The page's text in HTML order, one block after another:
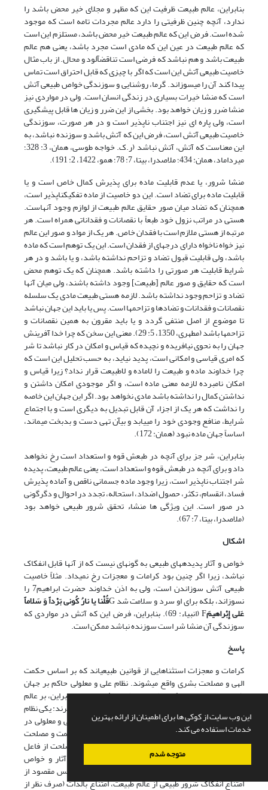
این وب سایت از کوکی ها برای اطمینان از ارائه بهترین
خدمات استفاده می کند.
متوجه شدم
بنابراین، عالم طبیعت ظرفیت این که مظهر و مجلای خیر محض باشد را
ندارد، آنچه چنین ظرفیتی را دارد عالم مجردات تامه است که موجود
شده است. فرض این که عالم طبیعت خیر محض باشد، مستلزم این است
که عالم طبیعت در عین این که مادی است مجرد باشد، یعنی هم عالم
طبیعت باشد و هم نباشد که فرضی است تناقض‏آلود و محال. از باب مثال
خاصیت طبیعی آتش این است که اگر با چیزی که قابل احتراق است تماس
پیدا کند آن را می‏سوزاند. گرما، روشنایی و سوزندگی خواص طبیعی آتش
است که منشا خیرات بسیاری در زندگی انسان است. ولی در مواردی نیز
منشا ضرر و زیان خواهد بود. بخشی از این ضرر و زیان ها قابل پیشگیری
است، ولی پاره ای نیز اجتناب ناپذیر است و در هر صورت، سوزندگی
خاصیت طبیعی آتش است، فرض این که آتش باشد و سوزنده نباشد، به
این معناست که آتش، آتش نباشد (ر.ک. خواجه طوسی، همان، 3: 328؛
میرداماد، همان: 434؛ ملاصدرا، بی‏تا، 7: 78؛ همو، 1422، 2: 191).
منشا شرور، یا عدم قابلیت ماده برای پذیرش کمال خاص است و یا
قابلیت ماده برای تضاد است. این دو خاصیت از ماده تفکیک‏ناپذیر است،
همچنان که تضاد میان صور حقایق عالم طبیعت از لوازم وجود آنهاست.
هستی در مراتب نزول خود طبعاً با نقصانات و فقداناتی همراه است. هر
مرتبه از هستی ملازم است با فقدان خاص. هر یک از مواد و صور این عالم
نیز خواه ناخواه دارای درجه‏ای از فقدان است. این یک توهم است که ماده
باشد، ولی قابلیت قبول تضاد و تزاحم نداشته باشد، و یا باشد و در هر
شرایط قابلیت هر صورتی را داشته باشد. همچنان که یک توهم محض
است که حقایق و صور عالم [طبیعت] وجود داشته باشند، ولی میان آنها
تضاد و تزاحم وجود نداشته باشد. لازمه هستی طبیعت مادی یک سلسله
نقصانات و فقدانات و تضادها و تزاحم‏ها است. پس یا باید این جهان نباشد
تا موضوع از اصل منتفی گردد و یا باید مقرون به همین نقصانات و
تزاحم‏ها باشد (مطهری، 1350، 5: 29). معنى این سخن که چرا خدا آفرینش
جهان را به نحوی نیافریده و نچیده که قیاس و امکان در کار نباشد تا شر
که امری قیاسی و امکانی است، پدید نیاید، به حسب تحلیل این است که
چرا خداوند ماده و طبیعت را لاماده و لاطبیعت قرار نداد؟ زیرا قیاس و
امکان نامبرده لازمه معنى ماده است، و اگر موجودى امکان داشتن و
نداشتن کمال را نداشته باشد مادى نخواهد بود. اگر این جهان این خاصه
را نداشت که هر یک از اجزاء آن قابل تبدیل به دیگرى است و با اجتماع
شرایط، منافع وجودى خود را مى‏یابد و بى‏آن تهى دست و بدبخت مى‏ماند،
اساساً جهان ماده نبود (همان: 172).
بنابراین، شر جز برای آنچه در طبعش قوه و استعداد است رخ نخواهد
داد و برای آنچه در طبعش قوه و استعداد است، یعنی عالم طبیعت، پدیده
شر اجتناب ناپذیر است، زیرا وجود ماده جسمانی ناقص و آماده پذیرش
فساد، انقسام، تکثر،‌ حصول اضداد، استحاله، تجدد در احوال و دگرگونی
در صور است. این ویژگی ها منشاء تحقق شرور طبیعی خواهد بود
(ملاصدرا، بیتا، 7: 67).
اشکال
خواص و آثار پدیده‏های طبیعی به گونه‏ای نیست که از آنها قابل انفکاک
نباشد، زیرا اگر چنین بود کرامات و معجزات رخ نمی‏داد. مثلاً خاصیت
طبیعی آتش سوزاندن است، ولی به اذن خداوند حضرت ابراهیم7 را
نسوزاند، بلکه برای او سرد و سلامت شد G قُلْنا یا نارُ کُونی‏ بَرْداً وَ سَلاماً
عَلى‏ إِبْراهیمَ F (انبیاء: 69). بنابراین، فرض این که آتش در مواردی که
سوزندگی آن منشا شر است سوزنده نباشد ممکن است.
پاسخ
کرامات و معجزات استثناهایی از قوانین طبیعی‏اند که بر اساس حکمت
الهی و مصلحت بشری واقع می‏شوند. نظام علی و معلولی حاکم بر جهان
طبیعت نیز مقتضای حکمت الهی و مصلحت بشری است. بنابراین، بر عالم
طبیعت دو نظام علی و معلولی حاکم است که در طول یکدیگرند: یکی نظام
علی و معلولی در شرایط عادی و طبیعی، و دیگری نظام علی و معلولی در
شرایط غیر عادی و غیر طبیعی، و هر دو نظام مقتضای حکمت و مصلحت
است. از آنجا که صدور فعل غیر حکیمانه و بر خلاف مصلحت از فاعل
حکیم، دانا و توانا محال است، بنابراین، تحقق نیافتن آثار و خواص
پدیده‏های طبیعی در شرایط عادی و طبیعی محال است. پس مقصود از
امتناع انفکاک شرور طبیعی از عالم طبیعت، امتناع بالذات (صرف نظر از